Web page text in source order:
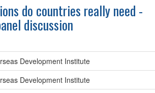
do countries really need -
discussion
Development Institute
Development Institute